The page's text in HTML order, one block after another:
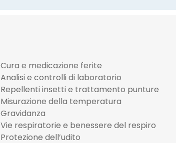
Cura e medicazione ferite
Analisi e controlli di laboratorio
Repellenti insetti e trattamento punture
Misurazione della temperatura
Gravidanza
Vie respiratorie e benessere del respiro
Protezione dell’udito